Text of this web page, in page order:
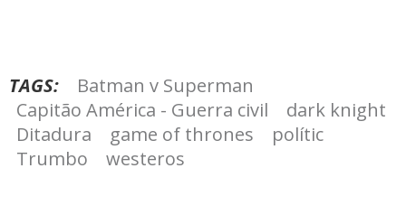
TAGS:
Batman v Superman
Capitão América - Guerra civil
dark knight
Ditadura
game of thrones
polític
Trumbo
westeros